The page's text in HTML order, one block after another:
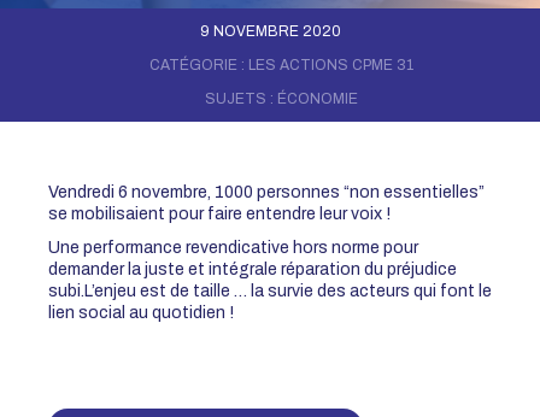
9 NOVEMBRE 2020
CATÉGORIE : LES ACTIONS CPME 31
SUJETS : ÉCONOMIE
Vendredi 6 novembre, 1000 personnes “non essentielles”
se mobilisaient pour faire entendre leur voix !
Une performance revendicative hors norme pour
demander la juste et intégrale réparation du préjudice
subi.L’enjeu est de taille … la survie des acteurs qui font le
lien social au quotidien !